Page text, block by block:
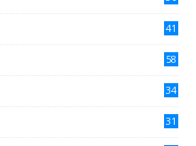
41
58
34
31